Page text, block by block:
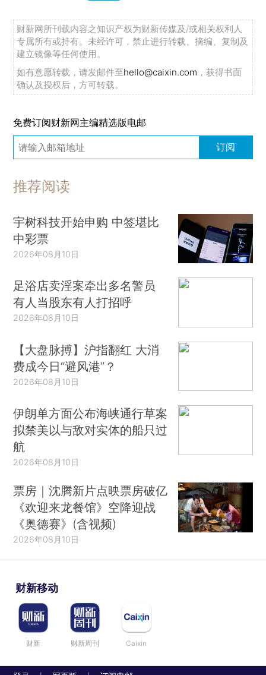
财新网所刊载内容之知识产权为财新传媒及/或相关权利人
专属所有或持有。未经许可，禁止进行转载、摘编、复制及
建立镜像等任何使用。
如有意愿转载，请发邮件至hello@caixin.com ，获得书面
确认及授权后，方可转载。
免费订阅财新网主编精选版电邮
订阅
推荐阅读
宇树科技开始申购 中签堪比
中彩票
2026年08月10日
足浴店卖淫案牵出多名警员
有人当股东有人打招呼
2026年08月10日
【大盘脉搏】沪指翻红 大消
费成今日“避风港”？
2026年08月10日
伊朗单方面公布海峡通行草案
拟禁美以与敌对实体的船只过
航
2026年08月10日
票房｜沈腾新片点映票房破亿
《欢迎来龙餐馆》空降迎战
《奥德赛》(含视频)
2026年08月10日
财新移动
财新 财新周刊 Caixin